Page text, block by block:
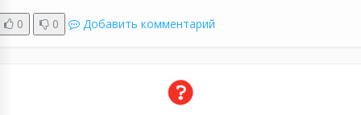
0 0 Добавить комментарий